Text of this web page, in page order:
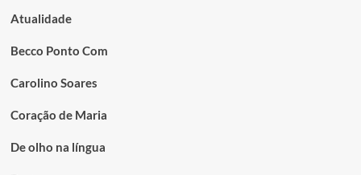
Atualidade
Becco Ponto Com
Carolino Soares
Coração de Maria
De olho na língua